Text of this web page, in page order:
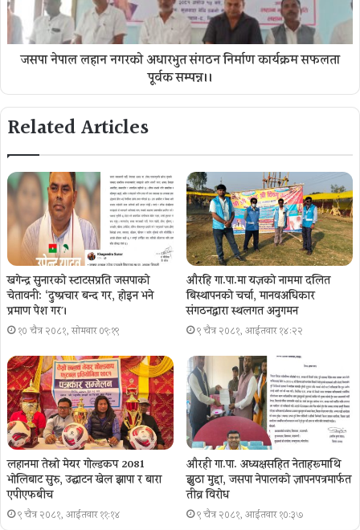
जसपा नेपाल लहान नगरकाे अधारभुत संगठन निर्माण कार्यक्रम सफलता
पूर्वक सम्पन्न।।
Related Articles
खगेन्द्र सुनारको स्टाटसप्रति जसपाको
चेतावनी: ‘दुष्प्रचार बन्द गर, होइन भने
प्रमाण पेश गर´।
१० चैत्र २०८१, सोमबार ०९:१९
औरहि गा.पा.मा यज्ञकाे नाममा दलित
बिस्थापनकाे चर्चा, मानवअधिकार
संगठनद्वारा स्थलगत अनुगमन
९ चैत्र २०८१, आईतवार १४:२२
लहानमा तेस्रो मेयर गोल्डकप 2081
भोलिबाट सुरु, उद्घाटन खेल झापा र बारा
एपीएफबीच
९ चैत्र २०८१, आईतवार ११:१४
औरही गा.पा. अध्यक्षसहित नेताहरूमाथि
झुठा मुद्दा, जसपा नेपालको ज्ञापनपत्रमार्फत
तीव्र विरोध
९ चैत्र २०८१, आईतवार १०:३७